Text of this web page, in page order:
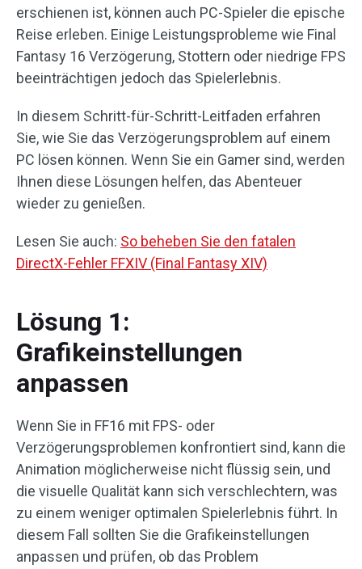
erschienen ist, können auch PC-Spieler die epische
Reise erleben. Einige Leistungsprobleme wie Final
Fantasy 16 Verzögerung, Stottern oder niedrige FPS
beeinträchtigen jedoch das Spielerlebnis.
In diesem Schritt-für-Schritt-Leitfaden erfahren
Sie, wie Sie das Verzögerungsproblem auf einem
PC lösen können. Wenn Sie ein Gamer sind, werden
Ihnen diese Lösungen helfen, das Abenteuer
wieder zu genießen.
Lesen Sie auch: So beheben Sie den fatalen
DirectX-Fehler FFXIV (Final Fantasy XIV)
Lösung 1:
Grafikeinstellungen
anpassen
Wenn Sie in FF16 mit FPS- oder
Verzögerungsproblemen konfrontiert sind, kann die
Animation möglicherweise nicht flüssig sein, und
die visuelle Qualität kann sich verschlechtern, was
zu einem weniger optimalen Spielerlebnis führt. In
diesem Fall sollten Sie die Grafikeinstellungen
anpassen und prüfen, ob das Problem